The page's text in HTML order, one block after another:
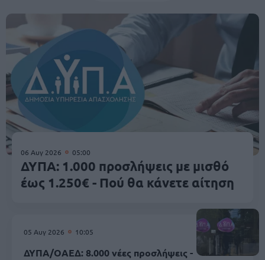
06 Αυγ 2026 05:00
ΔΥΠΑ: 1.000 προσλήψεις με μισθό
έως 1.250€ - Πού θα κάνετε αίτηση
05 Αυγ 2026 10:05
ΔΥΠΑ/ΟΑΕΔ: 8.000 νέες προσλήψεις -